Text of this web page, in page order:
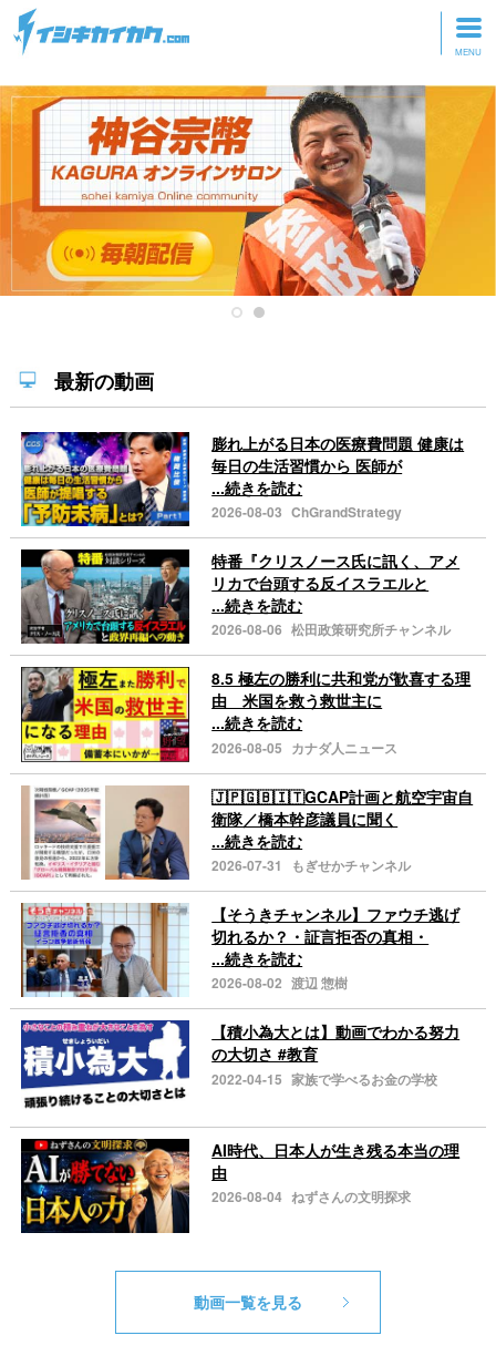
トップページ
動画を見る
記事を読む
セミナーに参加
研修・ツアーに参加
最新の動画
膨れ上がる日本の医療費問題 健康は
毎日の生活習慣から 医師が
...続きを読む
2026-08-03 ChGrandStrategy
特番『クリスノース氏に訊く、アメ
リカで台頭する反イスラエルと
...続きを読む
2026-08-06 松田政策研究所チャンネル
8.5 極左の勝利に共和党が歓喜する理
由 米国を救う救世主に
...続きを読む
2026-08-05 カナダ人ニュース
🇯🇵🇬🇧🇮🇹GCAP計画と航空宇宙自
衛隊／橋本幹彦議員に聞く
...続きを読む
2026-07-31 もぎせかチャンネル
【そうきチャンネル】ファウチ逃げ
切れるか？・証言拒否の真相・
...続きを読む
2026-08-02 渡辺 惣樹
【積小為大とは】動画でわかる努力
の大切さ #教育
2022-04-15 家族で学べるお金の学校
AI時代、日本人が生き残る本当の理
由
2026-08-04 ねずさんの文明探求
動画一覧を見る